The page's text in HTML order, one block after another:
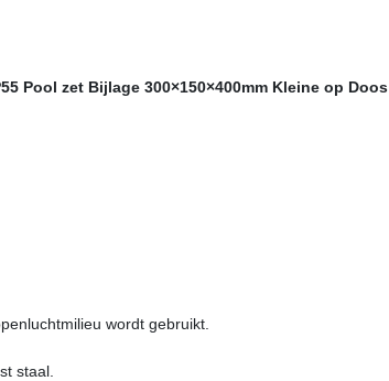
Pool zet Bijlage 300×150×400mm Kleine op Doos
wordt gebruikt.
staal.